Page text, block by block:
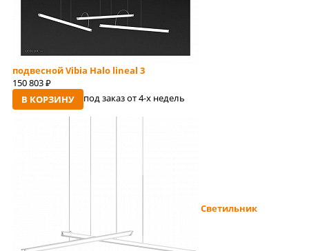
подвесной Vibia Halo lineal 3
150 803 руб
В КОРЗИНУ под заказ от 4-x недель
Светильник